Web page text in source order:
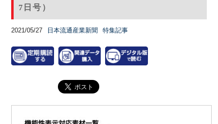
7日号）
2021/05/27 日本流通産業新聞 特集記事